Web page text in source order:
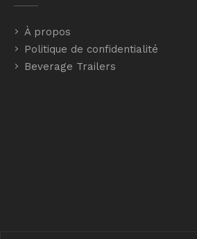
À propos
Politique de confidentialité
Beverage Trailers